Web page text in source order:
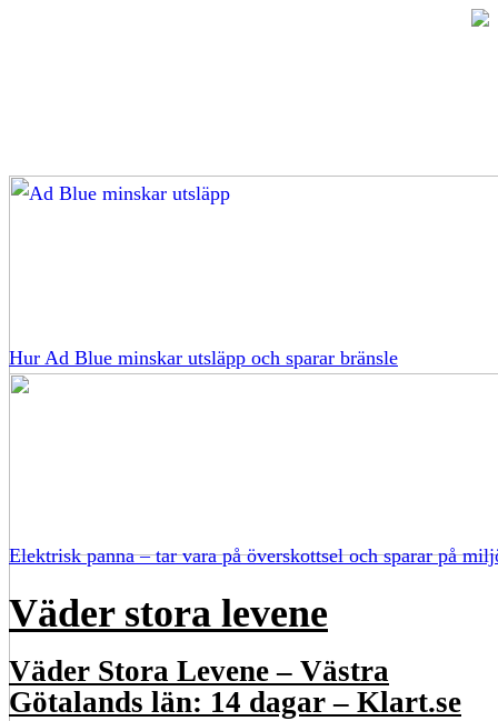
Hur Ad Blue minskar utsläpp och sparar bränsle
Elektrisk panna – tar vara på överskottsel och sparar på
Väder stora levene
Väder Stora Levene – Västra
Götalands län: 14 dagar – Klart.se